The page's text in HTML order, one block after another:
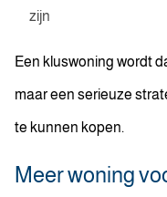
zijn
Een kluswoning wordt
maar een serieuze
te kunnen kopen.
Meer woning